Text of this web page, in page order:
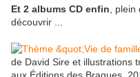
Et 2 albums CD enfin ,
découvrir ...
de David Sire et illustrations